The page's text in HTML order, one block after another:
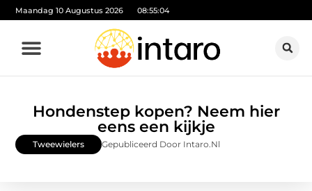
Maandag 10 Augustus 2026 08:55:05
Hondenstep kopen? Neem hier
eens een kijkje
Tweewielers Gepubliceerd Door Intaro.nl